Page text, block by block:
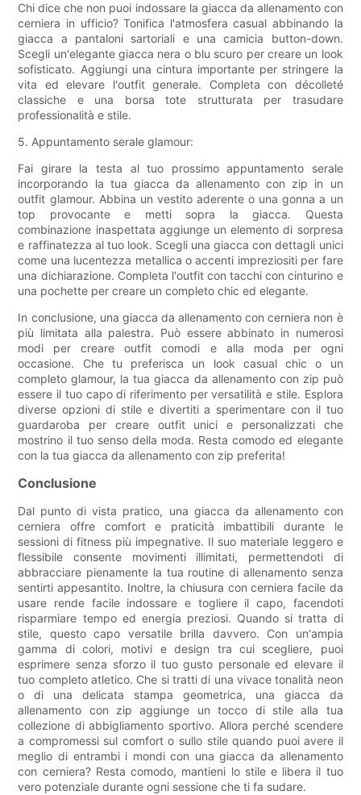
Chi dice che non puoi indossare la giacca da allenamento con
cerniera in ufficio? Tonifica l'atmosfera casual abbinando la
giacca a pantaloni sartoriali e una camicia button-down.
Scegli un'elegante giacca nera o blu scuro per creare un look
sofisticato. Aggiungi una cintura importante per stringere la
vita ed elevare l'outfit generale. Completa con décolleté
classiche e una borsa tote strutturata per trasudare
professionalità e stile.
5. Appuntamento serale glamour:
Fai girare la testa al tuo prossimo appuntamento serale
incorporando la tua giacca da allenamento con zip in un
outfit glamour. Abbina un vestito aderente o una gonna a un
top provocante e metti sopra la giacca. Questa
combinazione inaspettata aggiunge un elemento di sorpresa
e raffinatezza al tuo look. Scegli una giacca con dettagli unici
come una lucentezza metallica o accenti impreziositi per fare
una dichiarazione. Completa l'outfit con tacchi con cinturino e
una pochette per creare un completo chic ed elegante.
In conclusione, una giacca da allenamento con cerniera non è
più limitata alla palestra. Può essere abbinato in numerosi
modi per creare outfit comodi e alla moda per ogni
occasione. Che tu preferisca un look casual chic o un
completo glamour, la tua giacca da allenamento con zip può
essere il tuo capo di riferimento per versatilità e stile. Esplora
diverse opzioni di stile e divertiti a sperimentare con il tuo
guardaroba per creare outfit unici e personalizzati che
mostrino il tuo senso della moda. Resta comodo ed elegante
con la tua giacca da allenamento con zip preferita!
Conclusione
Dal punto di vista pratico, una giacca da allenamento con
cerniera offre comfort e praticità imbattibili durante le
sessioni di fitness più impegnative. Il suo materiale leggero e
flessibile consente movimenti illimitati, permettendoti di
abbracciare pienamente la tua routine di allenamento senza
sentirti appesantito. Inoltre, la chiusura con cerniera facile da
usare rende facile indossare e togliere il capo, facendoti
risparmiare tempo ed energia preziosi. Quando si tratta di
stile, questo capo versatile brilla davvero. Con un'ampia
gamma di colori, motivi e design tra cui scegliere, puoi
esprimere senza sforzo il tuo gusto personale ed elevare il
tuo completo atletico. Che si tratti di una vivace tonalità neon
o di una delicata stampa geometrica, una giacca da
allenamento con zip aggiunge un tocco di stile alla tua
collezione di abbigliamento sportivo. Allora perché scendere
a compromessi sul comfort o sullo stile quando puoi avere il
meglio di entrambi i mondi con una giacca da allenamento
con cerniera? Resta comodo, mantieni lo stile e libera il tuo
vero potenziale durante ogni sessione che ti fa sudare.